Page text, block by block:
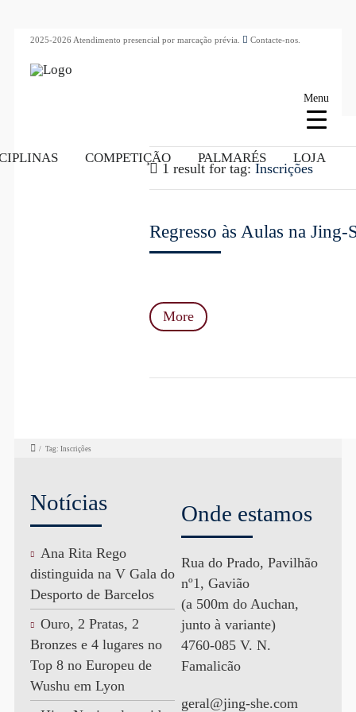
2025-2026 Atendimento presencial por marcação prévia. Contacte-nos.
COMPETIÇÃO PALMARÉS LOJA
1 result for tag: Inscrições
Regresso às Aulas na Jing-
More
/ Tag: Inscrições
Notícias
Ana Rita Rego
distinguida na V Gala do
Desporto de Barcelos
Ouro, 2 Pratas, 2
Bronzes e 4 lugares no
Top 8 no Europeu de
Wushu em Lyon
Onde estamos
Rua do Prado, Pavilhão
nº1, Gavião
(a 500m do Auchan,
junto à variante)
4760-085 V. N.
Famalicão
geral@jing-she.com
Menu